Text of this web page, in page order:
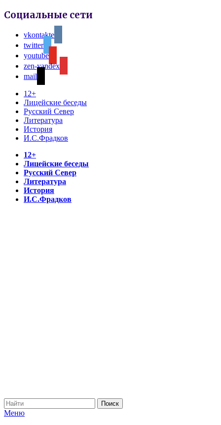
Социальные сети
vkontakte
twitter
youtube
zen-yandex
mail
12+
Лицейские беседы
Русский Север
Литература
История
И.С.Фрадков
12+
Лицейские беседы
Русский Север
Литература
История
И.С.Фрадков
Меню